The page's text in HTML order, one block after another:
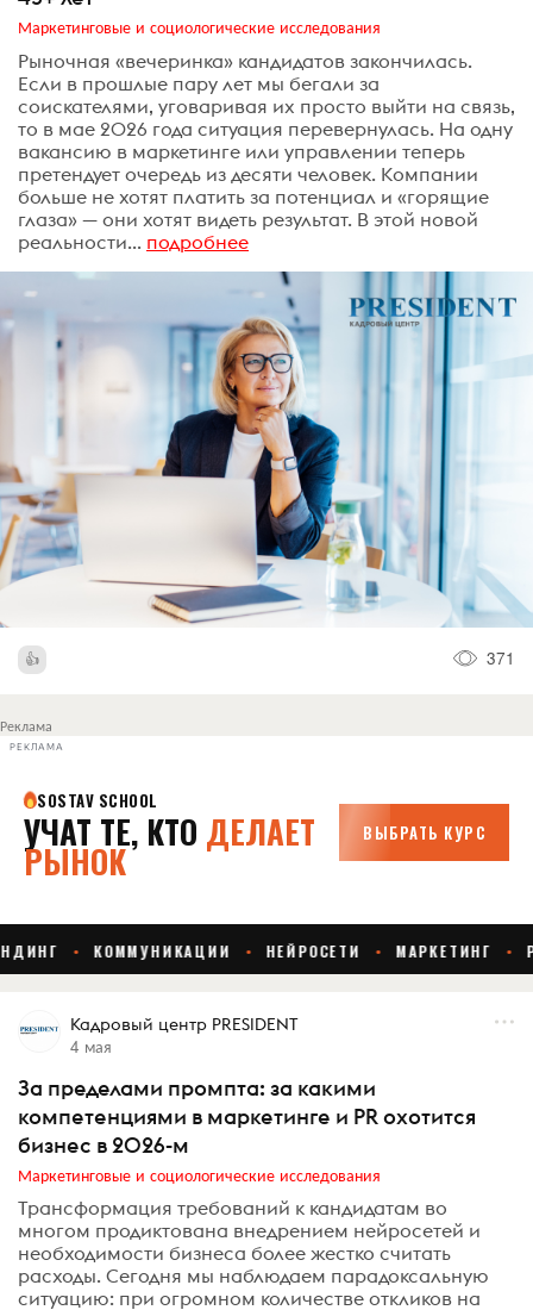
Маркетинговые и социологические исследования
Рыночная «вечеринка» кандидатов закончилась.
Если в прошлые пару лет мы бегали за
соискателями, уговаривая их просто выйти на связь,
то в мае 2026 года ситуация перевернулась. На одну
вакансию в маркетинге или управлении теперь
претендует очередь из десяти человек. Компании
больше не хотят платить за потенциал и «горящие
глаза» — они хотят видеть результат. В этой новой
реальности... подробнее
371
Реклама
РЕКЛАМА
Кадровый центр PRESIDENT
4 мая
За пределами промпта: за какими
компетенциями в маркетинге и PR охотится
бизнес в 2026-м
Маркетинговые и социологические исследования
Трансформация требований к кандидатам во
многом продиктована внедрением нейросетей и
необходимости бизнеса более жестко считать
расходы. Сегодня мы наблюдаем парадоксальную
ситуацию: при огромном количестве откликов на